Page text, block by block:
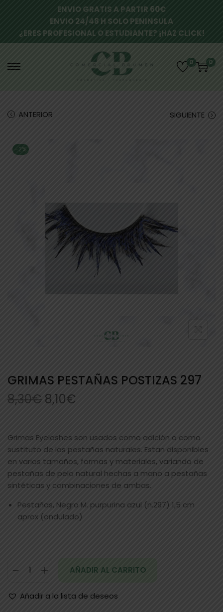
ENVIO GRATIS A PARTIR 60€
ENVIO 24/48 H SOLO PENINSULA
¿ERES PROFESIONAL O ESTUDIANTE? ¡HAZ CLICK!
0 0
ANTERIOR SIGUIENTE
-2%
GRIMAS PESTAÑAS POSTIZAS 297
8,30€ 8,10€
Grimas Eyelashes son usados como adición o como
sustituto de las pestañas naturales. Estan disponibles
en varios tamaños, formas y materiales, variando de
pestañas de pelo natural hechas a mano a pestañas
sintéticas y combinaciones de ambas.
Pestañas, Negro M. purpurina azul (n.297) 1,5 cm
aprox (ondulado)
AÑADIR AL CARRITO
Añadir a la lista de deseos